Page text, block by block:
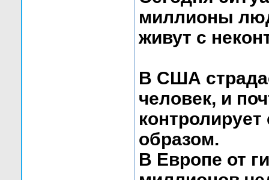
миллионы
живут с
В США
человек, и
образом.
В Европе от